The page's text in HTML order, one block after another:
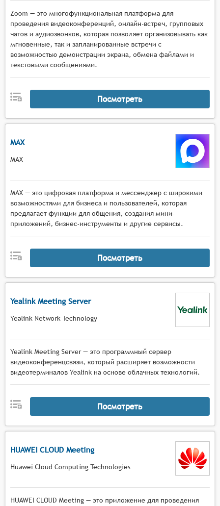
Zoom — это многофункциональная платформа для
проведения видеоконференций, онлайн-встреч, групповых
чатов и аудиозвонков, которая позволяет организовывать как
мгновенные, так и запланированные встречи с
возможностью демонстрации экрана, обмена файлами и
текстовыми сообщениями.
Посмотреть
MAX
MAX
MAX — это цифровая платформа и мессенджер с широкими
возможностями для бизнеса и пользователей, которая
предлагает функции для общения, создания мини-
приложений, бизнес-инструменты и другие сервисы.
Посмотреть
Yealink Meeting Server
Yealink Network Technology
Yealink Meeting Server — это программный сервер
видеоконференцсвязи, который расширяет возможности
видеотерминалов Yealink на основе облачных технологий.
Посмотреть
HUAWEI CLOUD Meeting
Huawei Cloud Computing Technologies
HUAWEI CLOUD Meeting — это приложение для проведения